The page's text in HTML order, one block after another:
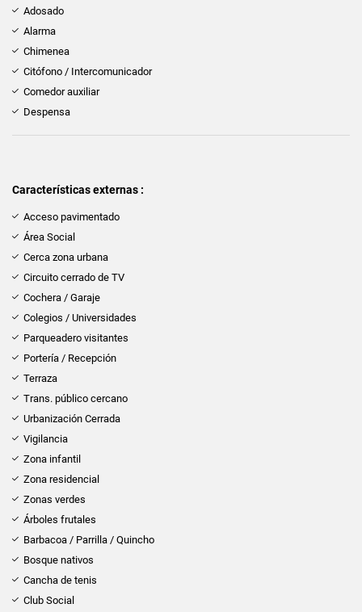
Adosado
Alarma
Chimenea
Citófono / Intercomunicador
Comedor auxiliar
Despensa
Características externas :
Acceso pavimentado
Área Social
Cerca zona urbana
Circuito cerrado de TV
Cochera / Garaje
Colegios / Universidades
Parqueadero visitantes
Portería / Recepción
Terraza
Trans. público cercano
Urbanización Cerrada
Vigilancia
Zona infantil
Zona residencial
Zonas verdes
Árboles frutales
Barbacoa / Parrilla / Quincho
Bosque nativos
Cancha de tenis
Club Social